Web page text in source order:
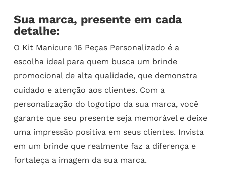
Sua marca, presente em cada
detalhe:
O Kit Manicure 16 Peças Personalizado é a
escolha ideal para quem busca um brinde
promocional de alta qualidade, que demonstra
cuidado e atenção aos clientes. Com a
personalização do logotipo da sua marca, você
garante que seu presente seja memorável e deixe
uma impressão positiva em seus clientes. Invista
em um brinde que realmente faz a diferença e
fortaleça a imagem da sua marca.